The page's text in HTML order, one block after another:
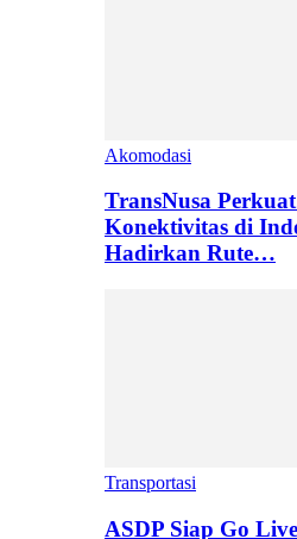
Akomodasi
TransNusa
Konektivitas di
Hadirkan Rute…
Transportasi
ASDP Siap Go